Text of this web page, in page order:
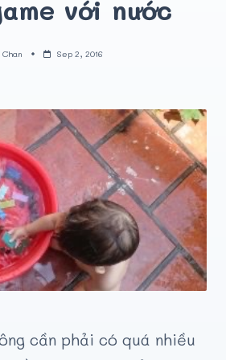
với nước
Chan Sep 2, 2016
cần phải có quá nhiều